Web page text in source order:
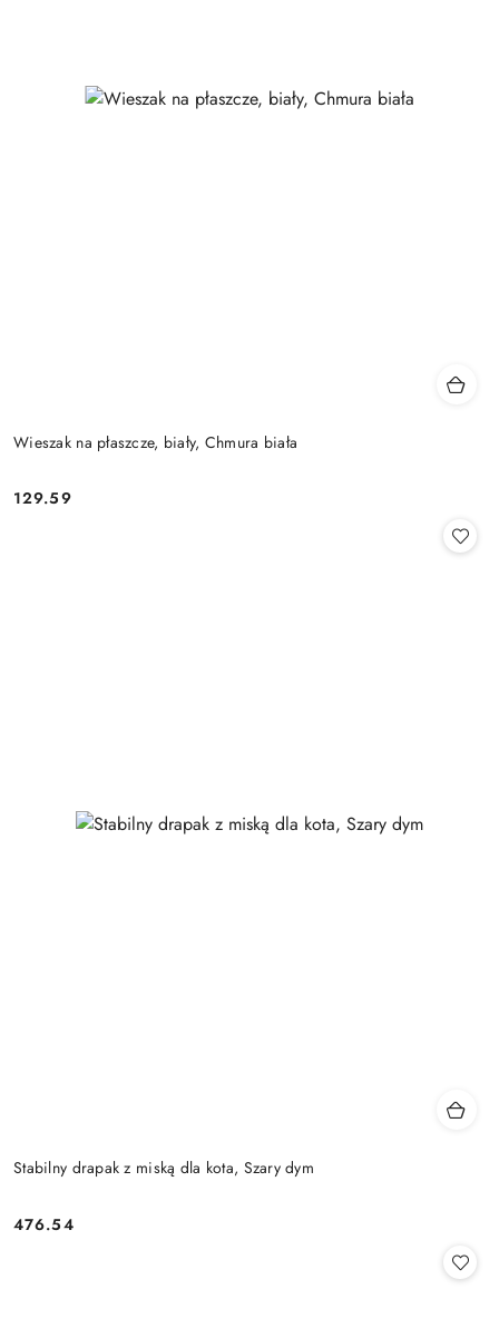
Wieszak na płaszcze, biały, Chmura biała
Cena:
129.59
Stabilny drapak z miską dla kota, Szary dym
Cena:
476.54